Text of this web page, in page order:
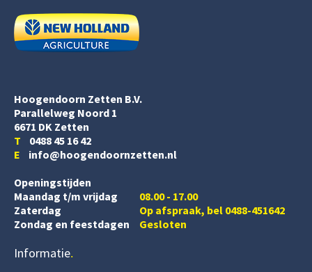
Hoogendoorn Zetten B.V.
Parallelweg Noord 1
6671 DK Zetten
T 0488 45 16 42
E info@hoogendoornzetten.nl
Openingstijden
Maandag t/m vrijdag
08.00 - 17.00
Zaterdag
Op afspraak, bel 0488-451642
Zondag en feestdagen
Gesloten
Informatie